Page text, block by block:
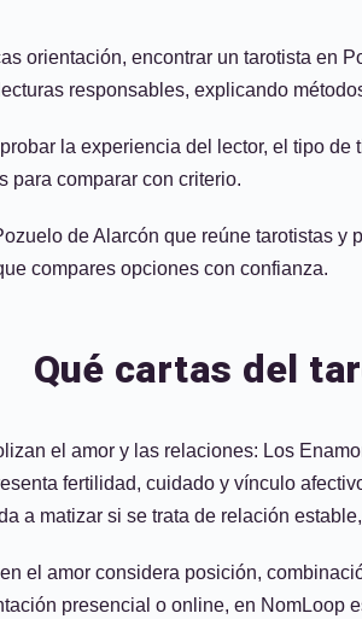
orientación, encontrar un tarotista en
responsables, explicando
la experiencia del lector, el tipo
para comparar con criterio.
de Alarcón que reúne tarotistas
compares opciones con confianza.
Qué cartas del
el amor y las relaciones: Los
fertilidad, cuidado y vínculo
a matizar si se trata de relación
el amor considera posición,
presencial o online, en NomLoop